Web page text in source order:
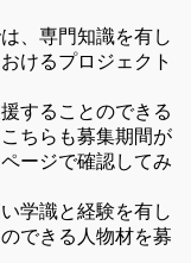
、専門知識を有し
けるプロジェクト
することのできる
ちらも募集期間が
ージで確認してみ
学識と経験を有し
できる人物材を募